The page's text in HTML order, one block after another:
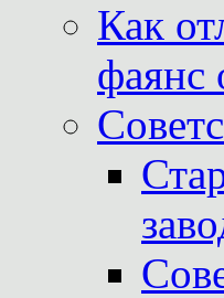
Как
фаянс